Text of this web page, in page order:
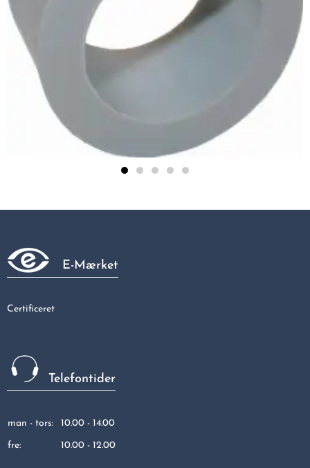
4,63 kr
E-Mærket
Certificeret
Telefontider
man - tors: 10.00 - 14.00
fre: 10.00 - 12.00